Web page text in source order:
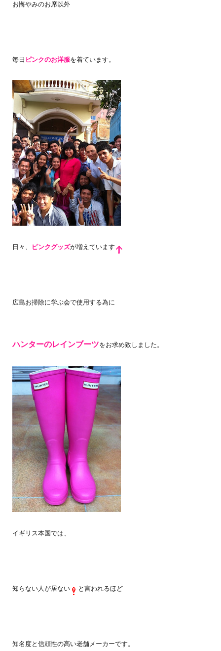
お悔やみのお席以外
毎日 ピンクのお洋服を着ています。
日々、 ピンクグッズが増えています
広島お掃除に学ぶ会で使用する為に
ハンターのレインブーツをお求め致しました。
イギリス本国では、
知らない人が居ない と言われるほど
知名度と信頼性の高い老舗メーカーです。